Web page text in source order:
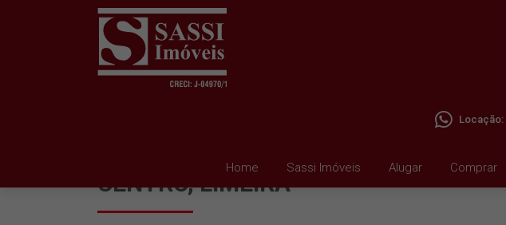
Home Sassi Imóveis Alugar Comprar
Locação:
CENTRO, LIMEIRA